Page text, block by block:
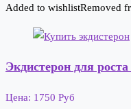
Added to wishlistRemoved
Экдистерон для
Цена: 1750 Руб